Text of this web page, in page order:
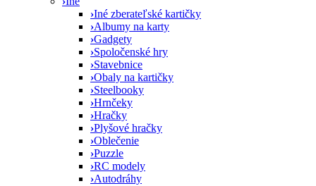
›Iné zberateľské kartičky
›Albumy na karty
›Gadgety
›Spoločenské hry
›Stavebnice
›Obaly na kartičky
›Steelbooky
›Hrnčeky
›Hračky
›Plyšové hračky
›Oblečenie
›Puzzle
›RC modely
›Autodráhy